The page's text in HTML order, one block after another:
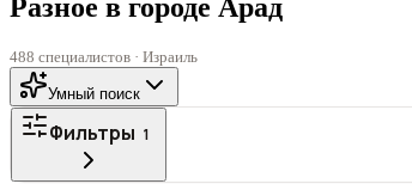
Разное в городе Арад
488 специалистов · Израиль
Умный поиск
Фильтры 1